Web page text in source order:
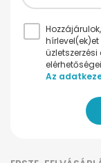
Az